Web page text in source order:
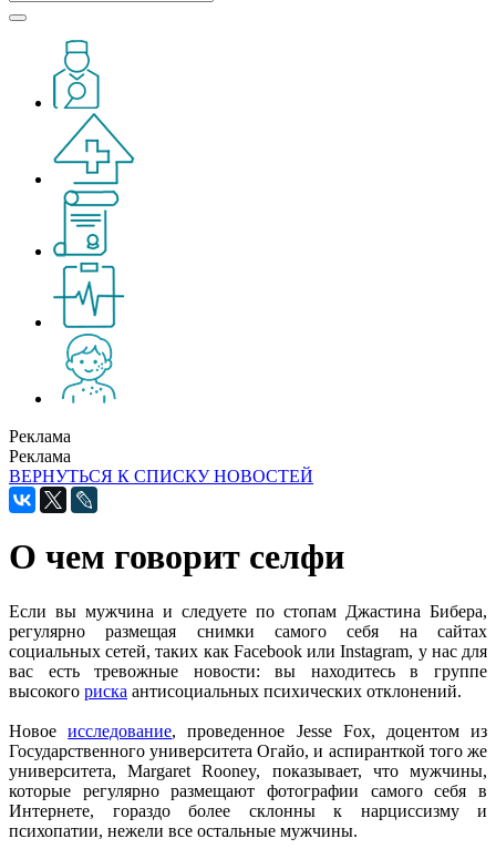
Реклама
Реклама
ВЕРНУТЬСЯ К СПИСКУ НОВОСТЕЙ
О чем говорит селфи
Если вы мужчина и следуете по стопам Джастина Бибера,
регулярно размещая снимки самого себя на сайтах
социальных сетей, таких как Facebook или Instagram, у нас для
вас есть тревожные новости: вы находитесь в группе
высокого риска антисоциальных психических отклонений.
Новоеисследование, проведенное Jesse Fox, доцентом из
Государственного университета Огайо, и аспиранткой того же
университета, Margaret Rooney, показывает, что мужчины,
которые регулярно размещают фотографии самого себя в
Интернете, гораздо более склонны к нарциссизму и
психопатии, нежели все остальные мужчины.